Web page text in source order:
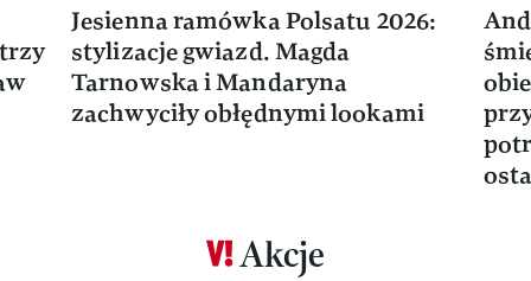
Jesienna ramówka Polsatu 2026:
stylizacje gwiazd. Magda
Tarnowska i Mandaryna
zachwyciły obłędnymi lookami
Akcje